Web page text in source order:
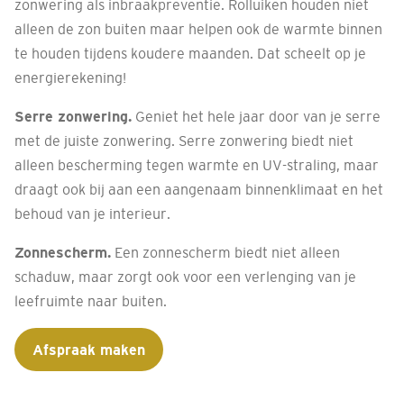
zonwering als inbraakpreventie. Rolluiken houden niet
alleen de zon buiten maar helpen ook de warmte binnen
te houden tijdens koudere maanden. Dat scheelt op je
energierekening!
Serre zonwering. Geniet het hele jaar door van je serre
met de juiste zonwering. Serre zonwering biedt niet
alleen bescherming tegen warmte en UV-straling, maar
draagt ook bij aan een aangenaam binnenklimaat en het
behoud van je interieur.
Zonnescherm. Een zonnescherm biedt niet alleen
schaduw, maar zorgt ook voor een verlenging van je
leefruimte naar buiten.
Afspraak maken